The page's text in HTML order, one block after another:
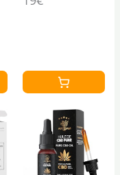
Fabriquée en
France |
Sommeil
Puissant | cdb
Hemp Oil herbe
puff hhc 10ml